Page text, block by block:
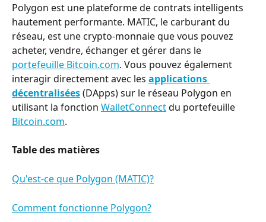
Polygon est une plateforme de contrats intelligents
hautement performante. MATIC, le carburant du
réseau, est une crypto-monnaie que vous pouvez
acheter, vendre, échanger et gérer dans le
portefeuille Bitcoin.com. Vous pouvez également
interagir directement avec les applications
décentralisées (DApps) sur le réseau Polygon en
utilisant la fonction WalletConnect du portefeuille
Bitcoin.com.
Table des matières
Qu'est-ce que Polygon (MATIC)?
Comment fonctionne Polygon?